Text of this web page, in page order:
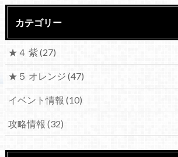
カテゴリー
★４ 紫(27)
★５ オレンジ (47)
イベント情報 (10)
攻略情報 (32)